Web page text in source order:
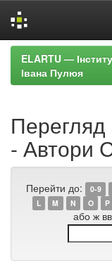
Skip
navigation
ELARTU —
Івана Пулюя
Перегляд
- Автори
Перейти до: 0-9
L
M N O P
або ж